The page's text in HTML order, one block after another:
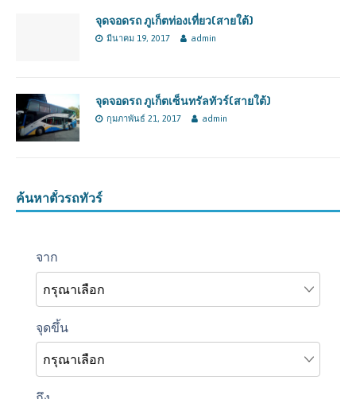
จุดจอดรถ ภูเก็ตท่องเที่ยว(สายใต้)
มีนาคม 19, 2017 admin
จุดจอดรถ ภูเก็ตเซ็นทรัลทัวร์(สายใต้)
กุมภาพันธ์ 21, 2017 admin
ค้นหาตั๋วรถทัวร์